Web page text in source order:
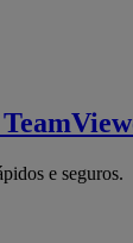
e seguros.